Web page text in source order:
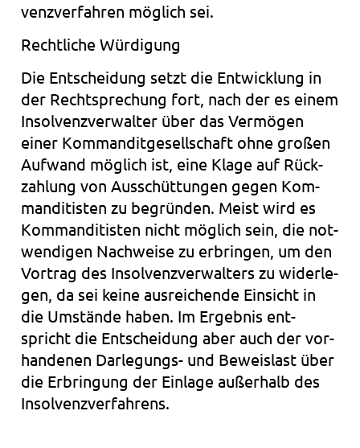
venz­ver­fah­ren mög­lich sei.
Recht­li­che Wür­di­gung
Die Ent­schei­dung setzt die Ent­wick­lung in
der Recht­spre­chung fort, nach der es einem
Insol­venz­ver­wal­ter über das Ver­mö­gen
einer Kom­man­dit­ge­sell­schaft ohne gro­ßen
Auf­wand mög­lich ist, eine Klage auf Rück­
zah­lung von Aus­schüt­tun­gen gegen Kom­
man­di­tis­ten zu begrün­den. Meist wird es
Kom­man­di­tis­ten nicht mög­lich sein, die not­
wen­di­gen Nach­wei­se zu erbrin­gen, um den
Vor­trag des Insol­venz­ver­wal­ters zu wider­le­
gen, da sei keine aus­rei­chen­de Ein­sicht in
die Umstän­de haben. Im Ergeb­nis ent­
spricht die Ent­schei­dung aber auch der vor­
han­de­nen Darlegungs- und Beweis­last über
die Erbrin­gung der Ein­la­ge außer­halb des
Insol­venz­ver­fah­rens.